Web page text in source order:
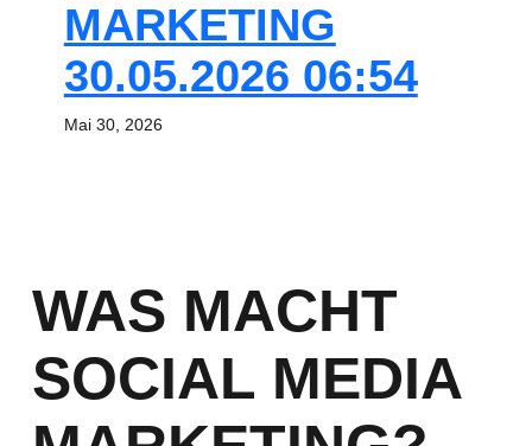
MARKETING
30.05.2026 06:54
Mai 30, 2026
WAS MACHT
SOCIAL MEDIA